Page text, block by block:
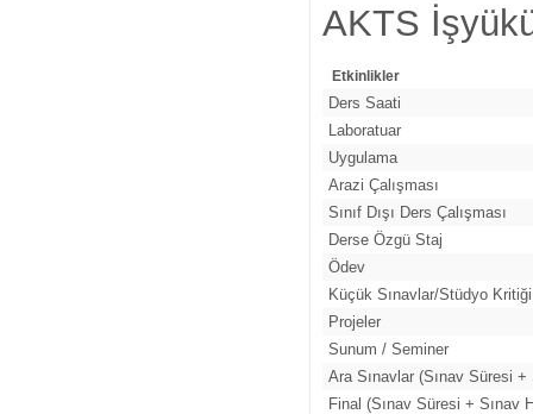
AKTS
Etkinlikler
Ders Saati
Laboratuar
Uygulama
Arazi Çalışması
Sınıf Dışı Ders Çalışması
Derse Özgü Staj
Ödev
Küçük Sınavlar/Stüdyo Kritiği
Projeler
Sunum / Seminer
Ara Sınavlar (Sınav Süresi +
Final (Sınav Süresi + Sınav